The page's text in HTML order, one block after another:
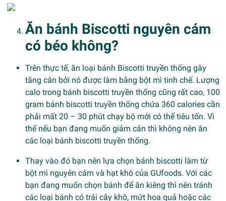
Ăn bánh Biscotti nguyên cám
có béo không?
Trên thực tế, ăn loại bánh Biscotti truyền thống gây
tăng cân bởi nó được làm bằng bột mì tinh chế. Lượng
calo trong bánh biscotti truyền thống cũng rất cao, 100
gram bánh biscotti truyền thống chứa 360 calories cần
phải mất 20 – 30 phút chạy bộ mới có thể tiêu tốn. Vì
thế nếu bạn đang muốn giảm cân thì không nên ăn
các loại bánh biscotti truyền thống.
Thay vào đó bạn nên lựa chọn bánh biscotti làm từ
bột mì nguyên cám và hạt khô của GUfoods. Với các
bạn đang muốn chọn bánh để ăn kiêng thì nên tránh
các loại bánh có trái cây khô, mứt hoa quả hoặc các